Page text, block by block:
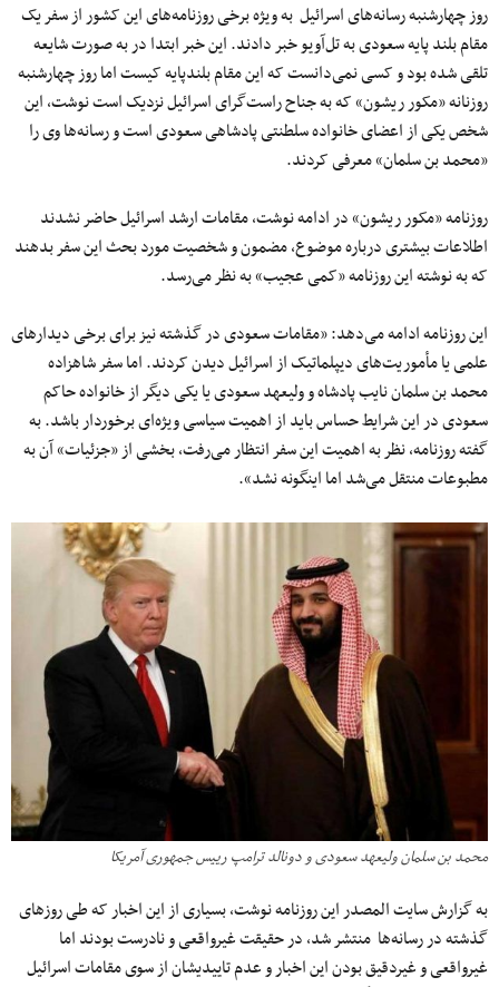
روز چهارشنبه رسانه‌های اسرائیل به ویژه برخی روزنامه‌های این کشور از سفر یک
مقام بلند پایه سعودی به تل‌آ‌ویو خبر دادند. این خبر ابتدا در به صورت شایعه
تلقی شده بود و کسی نمی‌دانست که این مقام بلندپایه کیست اما روز چهارشنبه
روزنانه «مکور ریشون» که به جناح راست‌گرای اسرائیل نزدیک است نوشت، این
شخص یکی از اعضای خانواده‌ سلطنتی پادشاهی سعودی است و رسانه‌ها وی را
«محمد بن سلمان» معرفی کردند.
روزنامه «مکور ریشون» در ادامه نوشت، مقامات ارشد اسرائیل حاضر نشدند
اطلاعات بیشتری درباره موضوع، مضمون و شخصیت مورد بحث این سفر بدهند
که به نوشته این روزنامه «کمی عجیب» به نظر می‌رسد.
این روزنامه ادامه می‌دهد: «مقامات سعودی در گذشته نیز برای برخی دیدارهای
علمی یا مأموریت‌های دیپلماتیک از اسرائیل دیدن کردند. اما سفر شاهزاده
محمد بن سلمان نایب پادشاه و ولیعهد سعودی یا یکی دیگر از خانواده حاکم
سعودی در این شرایط حساس باید از اهمیت سیاسی ویژه‌ای برخوردار باشد. به
گفته روزنامه، نظر به اهمیت این سفر انتظار می‌رفت، بخشی از «جزئیات» آن به
مطبوعات منتقل می‌شد اما اینگونه نشد».
محمد بن سلمان ولیعهد سعودی و دونالد ترامپ رییس جمهوری آمریکا
به گزارش سایت المصدر این روزنامه نوشت، بسیاری از این اخبار که طی روزهای
گذشته در رسانه‌ها منتشر شد، در حقیقت غیرواقعی و نادرست بودند اما
غیرواقعی و غیردقیق بودن این اخبار و عدم تاییدیشان از سوی مقامات اسرائیل